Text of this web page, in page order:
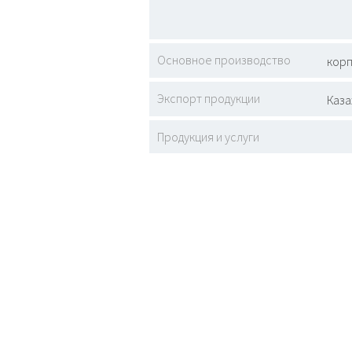
Основное производство
Экспорт продукции
Продукция и услуги